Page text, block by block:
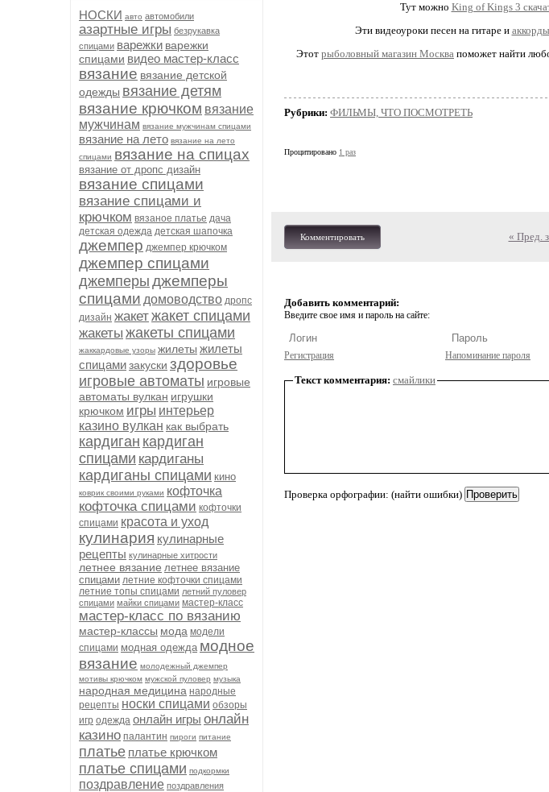
НОСКИ авто автомобили
азартные игры безрукавка
спицами варежки варежки
спицами видео мастер-класс
вязание вязание детской
одежды вязание детям
вязание крючком вязание
мужчинам вязание мужчинам спицами
вязание на лето вязание на лето
спицами вязание на спицах
вязание от дропс дизайн
вязание спицами
вязание спицами и
крючком вязаное платье дача
детская одежда детская шапочка
джемпер джемпер крючком
джемпер спицами
джемперы джемперы
спицами домоводство дропс
дизайн жакетжакет спицами
жакеты жакеты спицами
жаккардовые узоры жилеты жилеты
спицамизакуски здоровье
игровые автоматы игровые
автоматы вулкан игрушки
крючком игры интерьер
казино вулкан как выбрать
кардиган кардиган
спицами кардиганы
кардиганы спицами кино
коврик своими руками кофточка
кофточка спицами кофточки
спицами красота и уход
кулинария кулинарные
рецепты кулинарные хитрости
летнее вязание летнее вязание
спицами летние кофточки спицами
летние топы спицами летний пуловер
спицами майки спицами мастер-класс
мастер-класс по вязанию
мастер-классы мода модели
спицами модная одежда модное
вязание молодежный джемпер
мотивы крючком мужской пуловер музыка
народная медицина народные
рецепты носки спицами обзоры
игр одежда онлайн игры онлайн
казино палантин пироги питание
платье платье крючком
платье спицами подкормки
поздравление поздравления
Тут можно King of Kings 3
Эти видеоуроки песен на гитаре и
Этот рыболовный магазин Москва поможет найти
Рубрики: ФИЛЬМЫ, ЧТО ПОСМОТРЕТЬ
Процитировано 1 раз
Комментировать « Пред.
Добавить комментарий:
Введите свое имя и пароль на сайте:
Регистрация Напоминание пароля
Текст комментария: смайлики
Проверка орфографии: (найти ошибки)